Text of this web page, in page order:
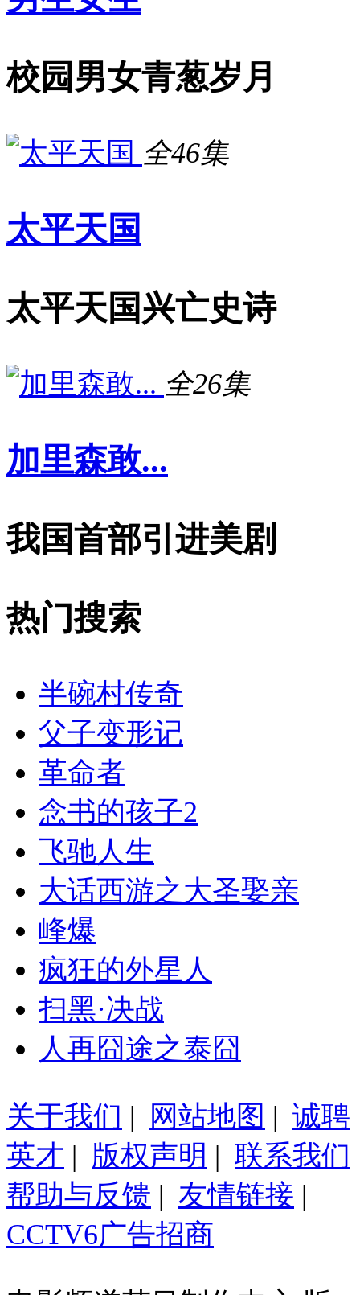
校园男女青葱岁月
全46集
太平天国
太平天国兴亡史诗
全26集
加里森敢...
我国首部引进美剧
热门搜索
半碗村传奇
父子变形记
革命者
念书的孩子2
飞驰人生
大话西游之大圣娶亲
峰爆
疯狂的外星人
扫黑·决战
人再囧途之泰囧
关于我们 | 网站地图 | 诚聘
英才 | 版权声明 | 联系我们
帮助与反馈 | 友情链接 |
CCTV6广告招商